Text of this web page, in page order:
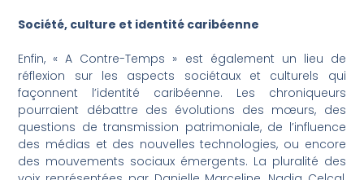
Société, culture et identité caribéenne
Enfin, « A Contre-Temps » est également un lieu de
réflexion sur les aspects sociétaux et culturels qui
façonnent l’identité caribéenne. Les chroniqueurs
pourraient débattre des évolutions des mœurs, des
questions de transmission patrimoniale, de l’influence
des médias et des nouvelles technologies, ou encore
des mouvements sociaux émergents. La pluralité des